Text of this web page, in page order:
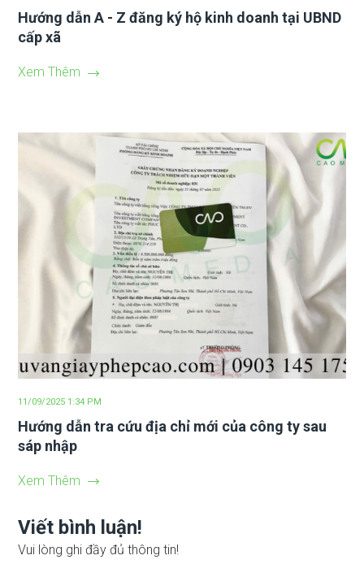
Hướng dẫn A - Z đăng ký hộ kinh doanh tại UBND
cấp xã
Xem Thêm
11/09/2025 1:34 PM
Hướng dẫn tra cứu địa chỉ mới của công ty sau
sáp nhập
Xem Thêm
Viết bình luận!
Vui lòng ghi đầy đủ thông tin!